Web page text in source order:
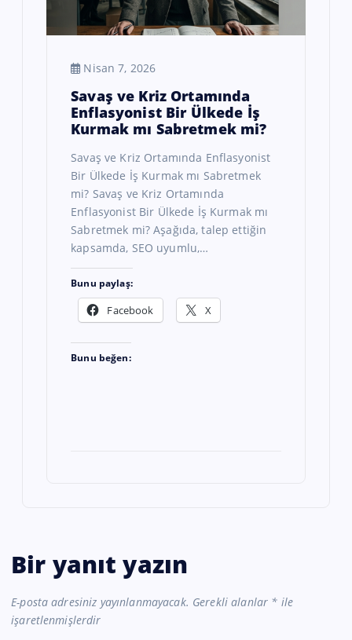
Nisan 7, 2026
Savaş ve Kriz Ortamında
Enflasyonist Bir Ülkede İş
Kurmak mı Sabretmek mi?
Savaş ve Kriz Ortamında Enflasyonist
Bir Ülkede İş Kurmak mı Sabretmek
mi? Savaş ve Kriz Ortamında
Enflasyonist Bir Ülkede İş Kurmak mı
Sabretmek mi? Aşağıda, talep ettiğin
kapsamda, SEO uyumlu,…
Bunu paylaş:
Facebook X
Bunu beğen:
Bir yanıt yazın
E-posta adresiniz yayınlanmayacak. Gerekli alanlar * ile
işaretlenmişlerdir